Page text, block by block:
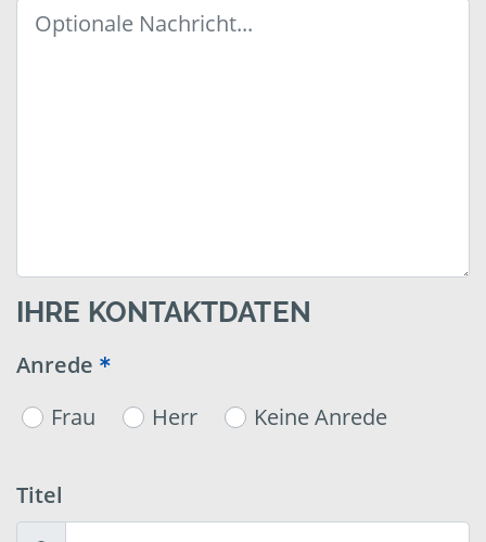
IHRE KONTAKTDATEN
Anrede
Frau
Herr Keine Anrede
Titel